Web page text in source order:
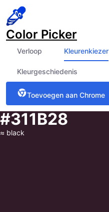
Color Picker
Verloop Kleurenkiezer
Kleurgeschiedenis
Toevoegen aan Chrome
#311B28
≈ black